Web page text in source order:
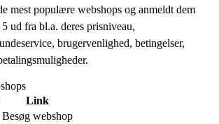
mest populære webshops og anmeldt dem
ud fra bl.a. deres prisniveau,
brugervenlighed, betingelser,
Link
Besøg webshop